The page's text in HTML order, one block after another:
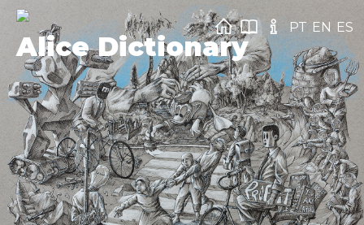
Alice Dictionary
PT EN ES